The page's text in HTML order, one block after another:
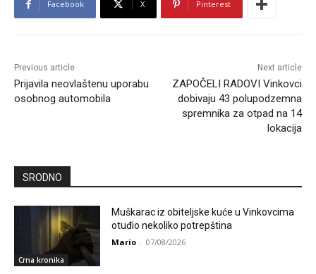
Facebook X Pinterest
Previous article
Prijavila neovlaštenu uporabu
osobnog automobila
Next article
ZAPOČELI RADOVI Vinkovci
dobivaju 43 polupodzemna
spremnika za otpad na 14
lokacija
SRODNO
Crna kronika
Muškarac iz obiteljske kuće u Vinkovcima
otuđio nekoliko potrepština
Mario - 07/08/2026